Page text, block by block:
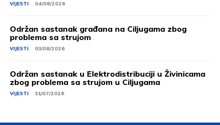
VIJESTI 04/08/2026
Održan sastanak građana na Ciljugama zbog
problema sa strujom
VIJESTI 03/08/2026
Održan sastanak u Elektrodistribuciji u Živinicama
zbog problema sa strujom u Ciljugama
VIJESTI 31/07/2026